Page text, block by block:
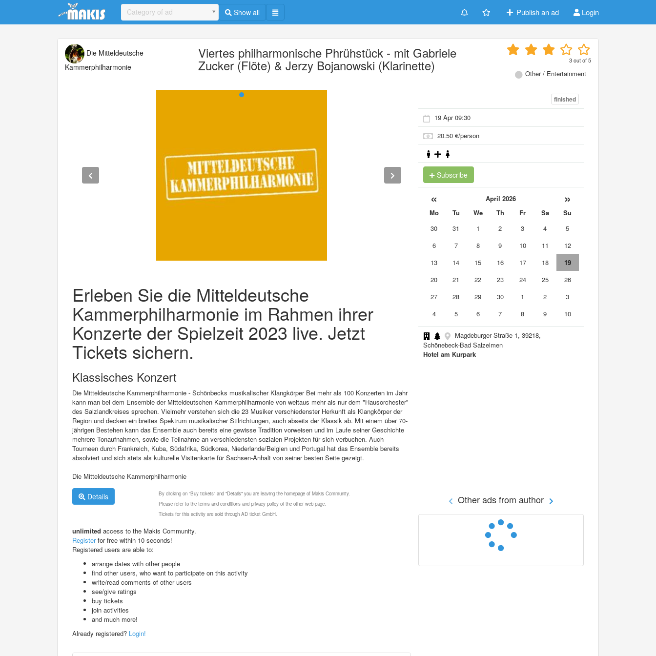
Update cookies preferences
Category of ad Show all Publish an ad Login
Die Mitteldeutsche
Kammerphilharmonie
Viertes philharmonische Phrühstück - mit Gabriele
Zucker (Flöte) & Jerzy Bojanowski (Klarinette) 3out of5
Other / Entertainment
Erleben Sie die Mitteldeutsche
Kammerphilharmonie im Rahmen ihrer
Konzerte der Spielzeit 2023 live. Jetzt
Tickets sichern.
Klassisches Konzert
Die Mitteldeutsche Kammerphilharmonie - Schönbecks musikalischer Klangkörper Bei mehr als 100 Konzerten im Jahr
kann man bei dem Ensemble der Mitteldeutschen Kammerphilharmonie von weitaus mehr als nur dem "Hausorchester"
des Salzlandkreises sprechen. Vielmehr verstehen sich die 23 Musiker verschiedenster Herkunft als Klangkörper der
Region und decken ein breites Spektrum musikalischer Stilrichtungen, auch abseits der Klassik ab. Mit einem über 70-
jährigen Bestehen kann das Ensemble auch bereits eine gewisse Tradition vorweisen und im Laufe seiner Geschichte
mehrere Tonaufnahmen, sowie die Teilnahme an verschiedensten sozialen Projekten für sich verbuchen. Auch
Tourneen durch Frankreich, Kuba, Südafrika, Südkorea, Niederlande/Belgien und Portugal hat das Ensemble bereits
absolviert und sich stets als kulturelle Visitenkarte für Sachsen-Anhalt von seiner besten Seite gezeigt.
Die Mitteldeutsche Kammerphilharmonie
Details
By clicking on "Buy tickets" and "Details" you are leaving the homepage of Makis Community.
Please refer to the terms and conditions and privacy policy of the other web page.
Tickets for this activity are sold through AD ticket GmbH.
unlimited access to the Makis Community.
Registerfor free within 10 seconds!
Registered users are able to:
arrange dates with other people
find other users, who want to participate on this activity
write/read comments of other users
see/give ratings
buy tickets
join activities
and much more!
Already registered? Login!
finished
19 Apr 09:30
20.50 €/person
Subscribe
« April 2026 »
Mo Tu We Th Fr Sa
Su
30
31 1 2 3 4
5
6
7 8 9 10 11
12
13
14 15 16 17 18
19
20
21 22 23 24 25
26
27
28 29 30 1 2
3
4
5 6 7 8 9 10
Magdeburger Straße 1, 39218,
Schönebeck-Bad Salzelmen
Hotel am Kurpark
Other ads from author